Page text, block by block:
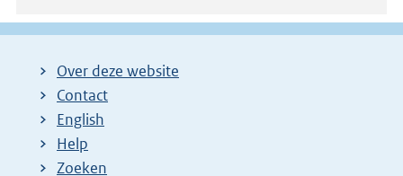
Over deze website
Contact
English
Help
Zoeken